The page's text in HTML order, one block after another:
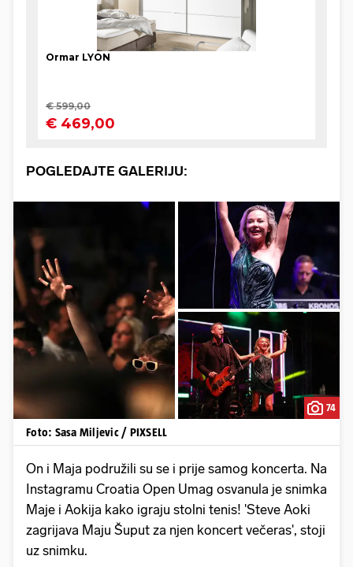
POGLEDAJTE GALERIJU:
74
Foto: Sasa Miljevic / PIXSELL
On i Maja podružili su se i prije samog koncerta. Na
Instagramu Croatia Open Umag osvanula je snimka
Maje i Aokija kako igraju stolni tenis! 'Steve Aoki
zagrijava Maju Šuput za njen koncert večeras', stoji
uz snimku.